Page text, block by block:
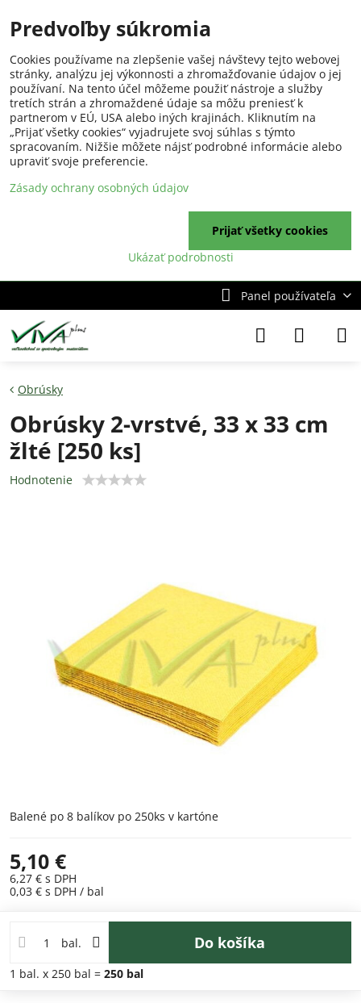
Panel používateľa
Obrúsky
Obrúsky 2-vrstvé, 33 x 33 cm
žlté [250 ks]
Hodnotenie
Balené po 8 balíkov po 250ks v kartóne
5,10 €
6,27 € s DPH
0,03 € s DPH / bal
bal. Do košíka
1 bal. x 250 bal = 250 bal
Predvoľby súkromia
Cookies používame na zlepšenie vašej návštevy tejto webovej
stránky, analýzu jej výkonnosti a zhromažďovanie údajov o jej
používaní. Na tento účel môžeme použiť nástroje a služby
tretích strán a zhromaždené údaje sa môžu preniesť k
partnerom v EÚ, USA alebo iných krajinách. Kliknutím na
„Prijať všetky cookies“ vyjadrujete svoj súhlas s týmto
spracovaním. Nižšie môžete nájsť podrobné informácie alebo
upraviť svoje preferencie.
Zásady ochrany osobných údajov
Ukázať podrobnosti
Prijať všetky cookies